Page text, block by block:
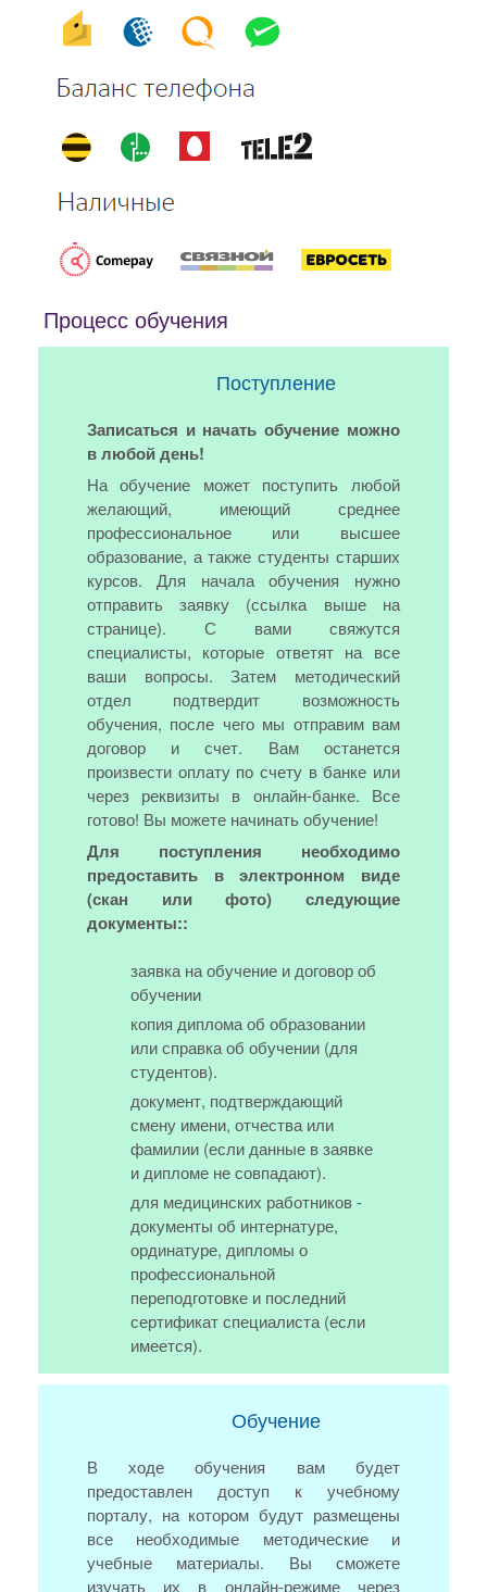
Процесс обучения
Поступление
Записаться и начать обучение можно
в любой день!
На обучение может поступить любой
желающий, имеющий среднее
профессиональное или высшее
образование, а также студенты старших
курсов. Для начала обучения нужно
отправить заявку (ссылка выше на
странице). С вами свяжутся
специалисты, которые ответят на все
ваши вопросы. Затем методический
отдел подтвердит возможность
обучения, после чего мы отправим вам
договор и счет. Вам останется
произвести оплату по счету в банке или
через реквизиты в онлайн-банке. Все
готово! Вы можете начинать обучение!
Для поступления необходимо
предоставить в электронном виде
(скан или фото) следующие
документы::
заявка на обучение и договор об
обучении
копия диплома об образовании
или справка об обучении (для
студентов).
документ, подтверждающий
смену имени, отчества или
фамилии (если данные в заявке
и дипломе не совпадают).
для медицинских работников -
документы об интернатуре,
ординатуре, дипломы о
профессиональной
переподготовке и последний
сертификат специалиста (если
имеется).
Обучение
В ходе обучения вам будет
предоставлен доступ к учебному
порталу, на котором будут размещены
все необходимые методические и
учебные материалы. Вы сможете
изучать их в онлайн-режиме через